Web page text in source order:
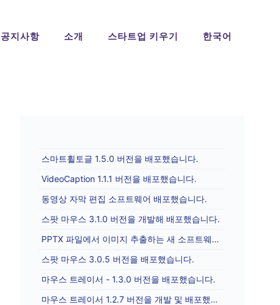
공지사항 소개 스타트업 키우기 한국어
스마트휠토글 1.5.0 버전을 배포했습니다.
VideoCaption 1.1.1 버전을 배포했습니다.
동영상 자막 편집 소프트웨어 배포했습니다.
스팟 마우스 3.1.0 버전을 개발해 배포했습니다.
PPTX 파일에서 이미지 추출하는 새 소프트웨어를 배포합니다.
스팟 마우스 3.0.5 버전을 배포했습니다.
마우스 트레이서 - 1.3.0 버전을 배포했습니다.
마우스 트레이서 1.2.7 버전을 개발 및 배포했습니다.